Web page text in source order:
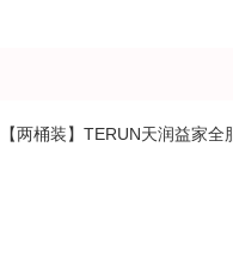
【两桶装】TERUN天润益家